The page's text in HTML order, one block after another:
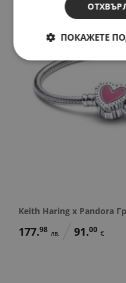
Keith Haring x Pandora
177.98 лв. 91.00 €
ПОКАЖЕТЕ